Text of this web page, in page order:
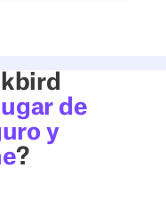
lugar de
y
?